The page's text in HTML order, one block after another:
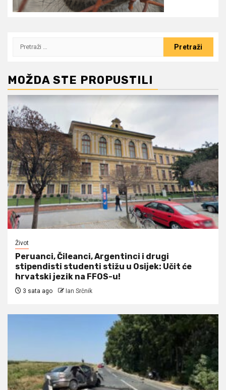
Pretraži:
MOŽDA STE PROPUSTILI
Život
Peruanci, Čileanci, Argentinci i drugi
stipendisti studenti stižu u Osijek: Učit će
hrvatski jezik na FFOS-u!
3 sata ago Ian Srčnik